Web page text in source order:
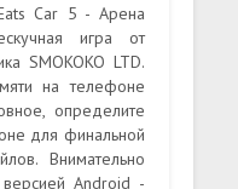
Car 5 - Арена
игра от
SMOKOKO LTD.
на телефоне
определите
для финальной
Внимательно
версией Android -